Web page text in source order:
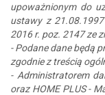
upoważnionym do
ustawy z
2016 r. poz. 2147 ze
- Podane dane będą
zgodnie z treścią
- Administratorem
oraz HOME PLUS -